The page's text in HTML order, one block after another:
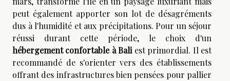
peut également apporter son lot de désagréments
dus à l'humidité et aux précipitations. Pour un séjour
réussi durant cette période, le choix d'un
hébergement confortable à Bali est primordial. Il est
recommandé de s'orienter vers des établissements
offrant des infrastructures bien pensées pour pallier